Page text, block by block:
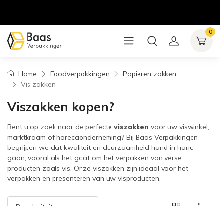
0
Home Foodverpakkingen
Papieren zakken
Vis zakken
Viszakken kopen?
Bent u op zoek naar de perfecte viszakken voor uw viswinkel,
marktkraam of horecaonderneming? Bij Baas Verpakkingen
begrijpen we dat kwaliteit en duurzaamheid hand in hand
gaan, vooral als het gaat om het verpakken van verse
producten zoals vis. Onze viszakken zijn ideaal voor het
verpakken en presenteren van uw visproducten.